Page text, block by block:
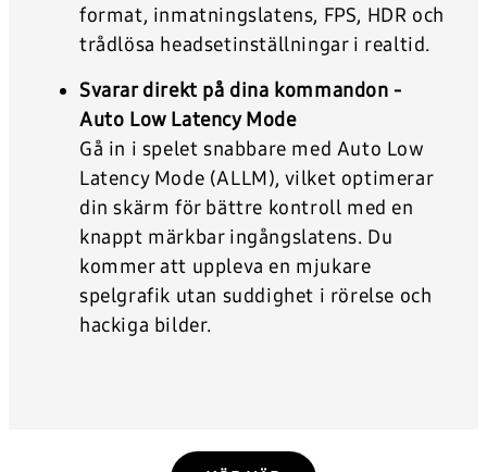
format, inmatningslatens, FPS, HDR och
trådlösa headsetinställningar i realtid.
Svarar direkt på dina kommandon -
Auto Low Latency Mode
Gå in i spelet snabbare med Auto Low
Latency Mode (ALLM), vilket optimerar
din skärm för bättre kontroll med en
knappt märkbar ingångslatens. Du
kommer att uppleva en mjukare
spelgrafik utan suddighet i rörelse och
hackiga bilder.